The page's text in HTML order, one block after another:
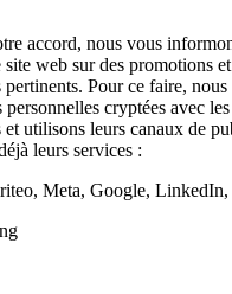
accord, nous vous
site web sur des promotions
pertinents. Pour ce faire,
personnelles cryptées avec
et utilisons leurs canaux de
leurs services :
Meta, Google,